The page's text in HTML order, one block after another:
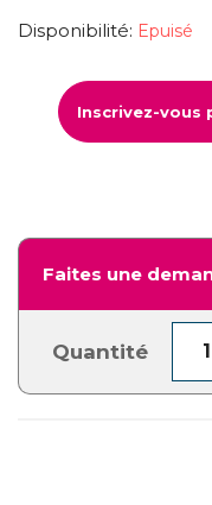
Disponibilité: Epuisé
Inscrivez-vous
Faites une
Quantité